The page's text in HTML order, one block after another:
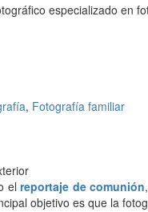
especializado en
, Fotografía familiar
elreportaje de comunión
objetivo es que la